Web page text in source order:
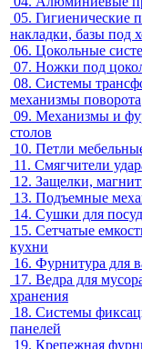
05. Гигиенические
накладки, базы под
06. Цокольные
07. Ножки под
08. Системы
механизмы поворота
09. Механизмы и
столов
10. Петли
11. Смягчители
12. Защелки,
13. Подъемные
14. Сушки для
15. Сетчатые
кухни
16. Фурнитура для
17. Ведра для
хранения
18. Системы
панелей
19. Крепежная